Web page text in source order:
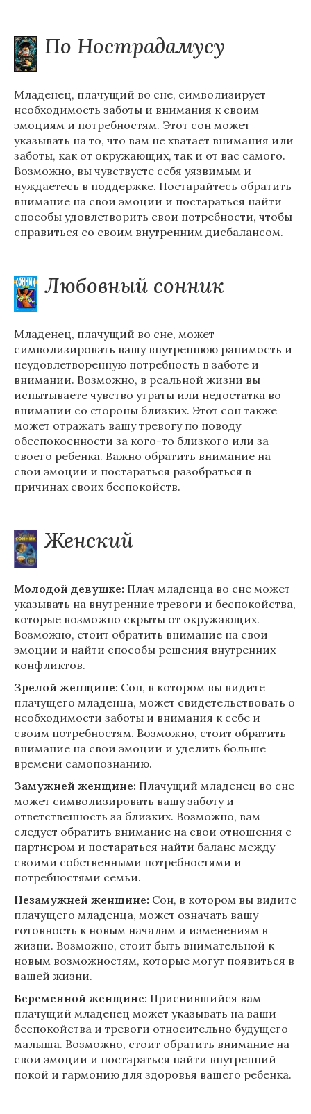
По Нострадамусу
Младенец, плачущий во сне, символизирует
необходимость заботы и внимания к своим
эмоциям и потребностям. Этот сон может
указывать на то, что вам не хватает внимания или
заботы, как от окружающих, так и от вас самого.
Возможно, вы чувствуете себя уязвимым и
нуждаетесь в поддержке. Постарайтесь обратить
внимание на свои эмоции и постараться найти
способы удовлетворить свои потребности, чтобы
справиться со своим внутренним дисбалансом.
Любовный сонник
Младенец, плачущий во сне, может
символизировать вашу внутреннюю ранимость и
неудовлетворенную потребность в заботе и
внимании. Возможно, в реальной жизни вы
испытываете чувство утраты или недостатка во
внимании со стороны близких. Этот сон также
может отражать вашу тревогу по поводу
обеспокоенности за кого-то близкого или за
своего ребенка. Важно обратить внимание на
свои эмоции и постараться разобраться в
причинах своих беспокойств.
Женский
Молодой девушке: Плач младенца во сне может
указывать на внутренние тревоги и беспокойства,
которые возможно скрыты от окружающих.
Возможно, стоит обратить внимание на свои
эмоции и найти способы решения внутренних
конфликтов.
Зрелой женщине: Сон, в котором вы видите
плачущего младенца, может свидетельствовать о
необходимости заботы и внимания к себе и
своим потребностям. Возможно, стоит обратить
внимание на свои эмоции и уделить больше
времени самопознанию.
Замужней женщине: Плачущий младенец во сне
может символизировать вашу заботу и
ответственность за близких. Возможно, вам
следует обратить внимание на свои отношения с
партнером и постараться найти баланс между
своими собственными потребностями и
потребностями семьи.
Незамужней женщине: Сон, в котором вы видите
плачущего младенца, может означать вашу
готовность к новым началам и изменениям в
жизни. Возможно, стоит быть внимательной к
новым возможностям, которые могут появиться в
вашей жизни.
Беременной женщине: Приснившийся вам
плачущий младенец может указывать на ваши
беспокойства и тревоги относительно будущего
малыша. Возможно, стоит обратить внимание на
свои эмоции и постараться найти внутренний
покой и гармонию для здоровья вашего ребенка.